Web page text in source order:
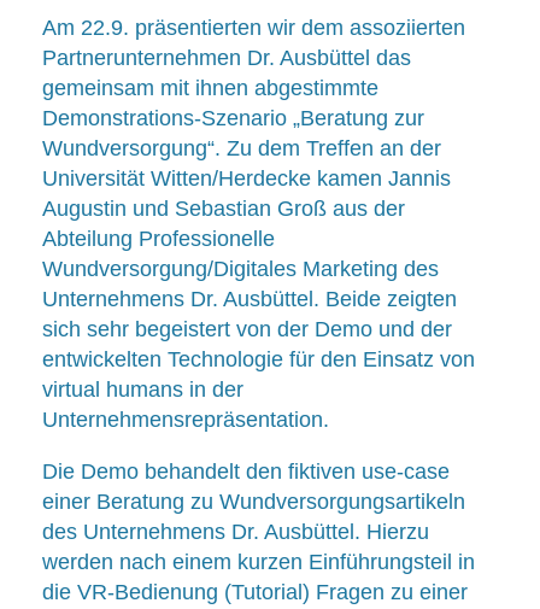
Am 22.9. präsentierten wir dem assoziierten
Partnerunternehmen Dr. Ausbüttel das
gemeinsam mit ihnen abgestimmte
Demonstrations-Szenario „Beratung zur
Wundversorgung“. Zu dem Treffen an der
Universität Witten/Herdecke kamen Jannis
Augustin und Sebastian Groß aus der
Abteilung Professionelle
Wundversorgung/Digitales Marketing des
Unternehmens Dr. Ausbüttel. Beide zeigten
sich sehr begeistert von der Demo und der
entwickelten Technologie für den Einsatz von
virtual humans in der
Unternehmensrepräsentation.
Die Demo behandelt den fiktiven use-case
einer Beratung zu Wundversorgungsartikeln
des Unternehmens Dr. Ausbüttel. Hierzu
werden nach einem kurzen Einführungsteil in
die VR-Bedienung (Tutorial) Fragen zu einer